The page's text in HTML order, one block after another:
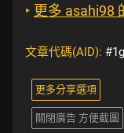
‣ 更多 asahi98
文章代碼(AID):
更多分享選項
關閉廣告 方便截圖